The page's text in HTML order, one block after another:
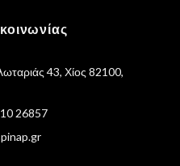
43, Χίος 82100,
26857